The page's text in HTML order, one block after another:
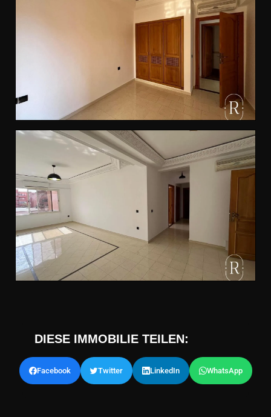
DIESE IMMOBILIE TEILEN:
Facebook Twitter LinkedIn WhatsApp